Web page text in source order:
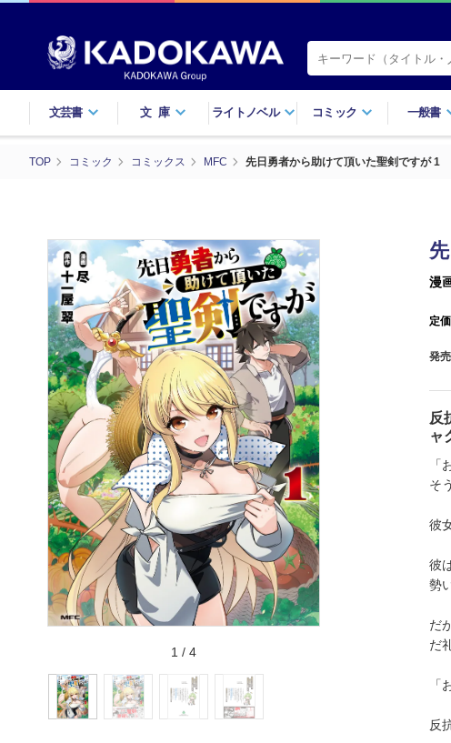
文芸書 文庫 ライトノベル コミック 一般書
TOP コミック コミックス MFC 先日勇者から助けて頂いた聖剣ですが 1
1 / 4
漫
定価
発
反
ャ
「
そ
彼
彼
勢
だ
だ
「
反